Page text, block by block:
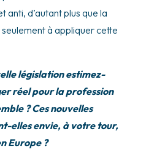
anti, d’autant plus que la
à appliquer cette
législation estimez-
réel pour la profession
? Ces nouvelles
elles envie, à votre tour,
Europe ?